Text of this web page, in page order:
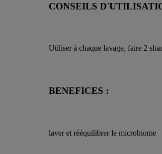
CONSEILS
Utiliser à chaque lavage, faire 2
BENEFICES :
laver et rééquilibrer le microbiome